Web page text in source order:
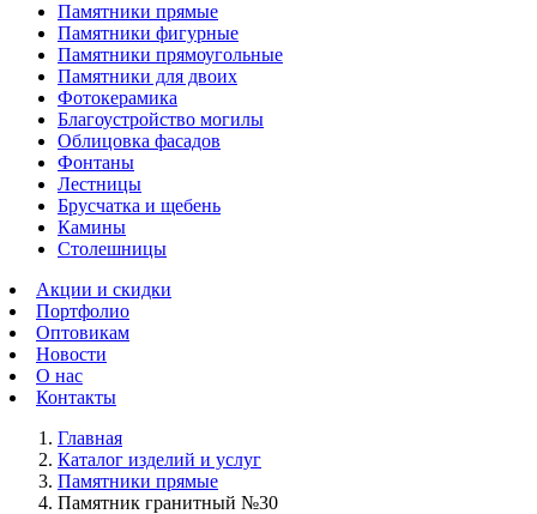
Памятники прямые
Памятники фигурные
Памятники прямоугольные
Памятники для двоих
Фотокерамика
Благоустройство могилы
Облицовка фасадов
Фонтаны
Лестницы
Брусчатка и щебень
Камины
Столешницы
Акции и скидки
Портфолио
Оптовикам
Новости
О нас
Контакты
Главная
Каталог изделий и услуг
Памятники прямые
Памятник гранитный №30